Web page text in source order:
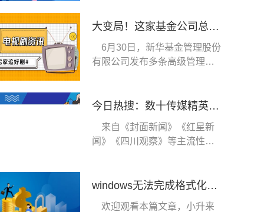
大变局！这家基金公司总经理升任董事长 董事会也迎来“洗牌”
6月30日，新华基金管理股份
有限公司发布多条高级管理人
今日热搜：数十传媒精英加盟西南民大新闻教育
来自《封面新闻》《红星新
闻》《四川观察》等主流性媒
windows无法完成格式化怎么回事_windows无法完成格式化的原因|每日快播
欢迎观看本篇文章，小升来